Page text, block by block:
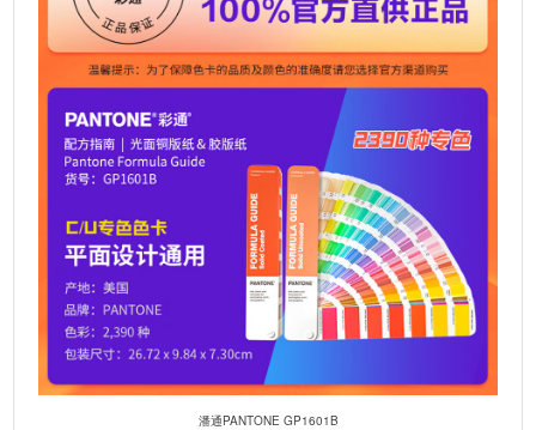
潘通PANTONE GP1601B